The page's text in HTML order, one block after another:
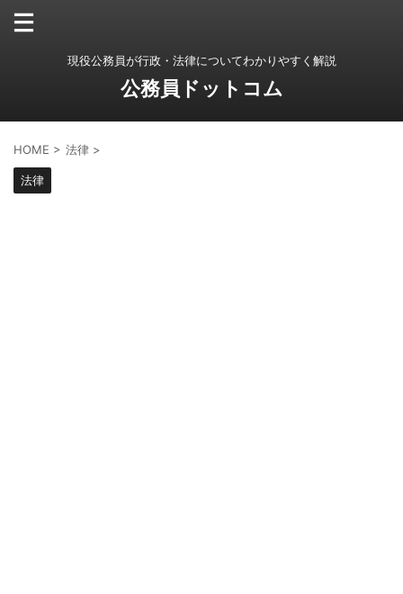
現役公務員が行政・法律についてわかりやすく解説
公務員ドットコム
HOME > 法律 >
法律